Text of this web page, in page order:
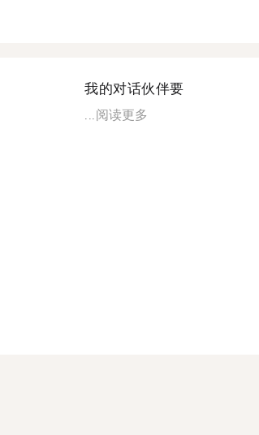
我的对话伙伴要
...阅读更多